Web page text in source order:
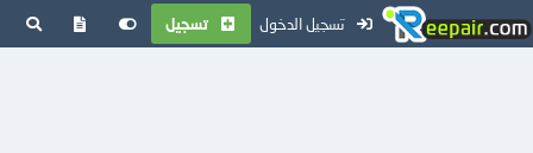
تسجيل الدخول تسجيل